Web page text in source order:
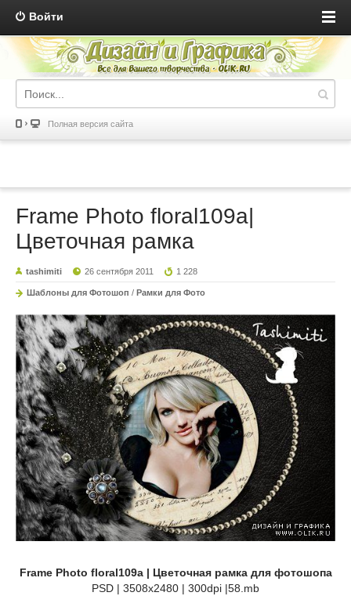
Войти
Полная версия сайта
Frame Photo floral109a|
Цветочная рамка
tashimiti 26 сентября 2011 1 228
Шаблоны для Фотошоп / Рамки для Фото
Frame Photo floral109a | Цветочная рамка для фотошопа
PSD | 3508x2480 | 300dpi |58.mb